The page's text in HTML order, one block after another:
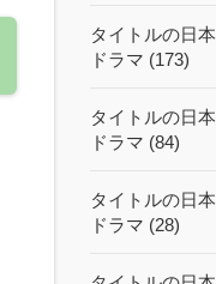
タイトルの日
ドラマ (173)
タイトルの日
ドラマ (84)
タイトルの日
ドラマ (28)